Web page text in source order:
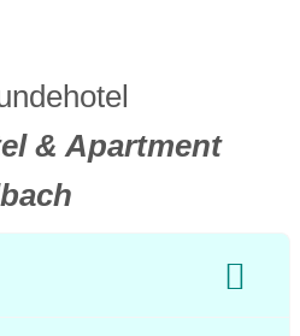
& Apartment